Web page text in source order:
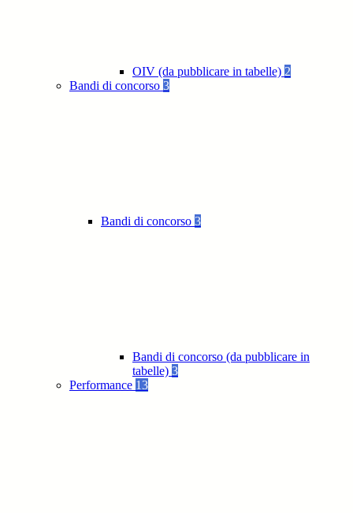
OIV (da pubblicare in tabelle) 2
Bandi di concorso 3
Bandi di concorso 3
Bandi di concorso (da pubblicare in
tabelle) 3
Performance 13